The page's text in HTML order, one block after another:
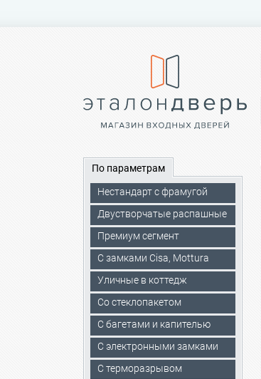
По параметрам
Нестандарт с фрамугой
Двустворчатые распашные
Премиум сегмент
C замками Cisa, Mottura
Уличные в коттедж
Со стеклопакетом
С багетами и капителью
C электронными замками
С терморазрывом